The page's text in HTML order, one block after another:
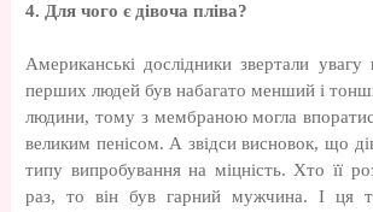
4. Для чого є дівоча пліва?
Американські дослідники звертали
перших людей був набагато менший і
людини, тому з мембраною могла
великим пенісом. А звідси висновок, що
типу випробування на міцність. Хто її
раз, то він був гарний мужчина. І ця